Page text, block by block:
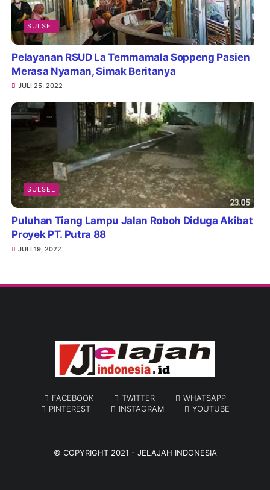
SULSEL
Pelayanan RSUD La Temmamala Soppeng Pasien
Merasa Nyaman, Simak Beritanya
JULI 25, 2022
SULSEL
Puluhan Tiang Lampu Jalan Roboh Diduga Akibat
Proyek PT. Putra 88
JULI 19, 2022
FACEBOOK TWITTER
WHATSAPP
PINTEREST
INSTAGRAM YOUTUBE
© COPYRIGHT 2021 - JELAJAH INDONESIA